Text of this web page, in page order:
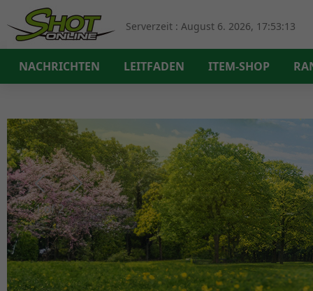
Serverzeit : August 6. 2026, 17:53:14
NACHRICHTEN LEITFADEN ITEM-SHOP
2of2